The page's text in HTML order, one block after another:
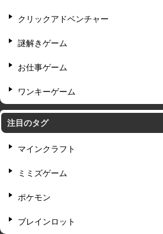
クリックアドベンチャー
謎解きゲーム
お仕事ゲーム
ワンキーゲーム
注目のタグ
マインクラフト
ミミズゲーム
ポケモン
ブレインロット